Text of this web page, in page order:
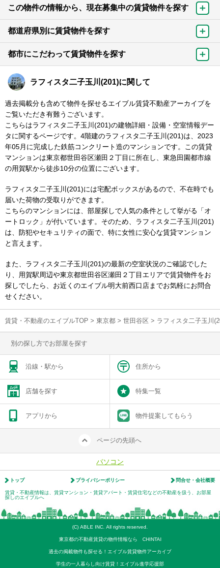
この物件の情報から、現在募集中の賃貸物件を探す
都道府県別に賃貸物件を探す
都市にこだわって賃貸物件を探す
ラフィスタ二子玉川(201)に関して
過去掲載分も含めて物件を探せるエイブル賃貸不動産アーカイブを
ご覧いただき有難うございます。
こちらはラフィスタ二子玉川(201)の建物詳細・設備・空室情報デー
タに関するページです。4階建のラフィスタ二子玉川(201)は、2023
年05月に完成した鉄筋コンクリート造のマンションです。この賃貸
マンションは東京都世田谷区瀬田２丁目に所在し、東急田園都市線
の用賀駅から徒歩10分の位置にございます。
ラフィスタ二子玉川(201)には宅配ボックスがあるので、不在時でも
届いた荷物の受取りができます。
こちらのマンションには、部屋探しで人気の条件として挙がる「オ
ートロック」が付いています。そのため、ラフィスタ二子玉川(201)
は、防犯やセキュリティの面で、特に女性に安心な賃貸マンション
と言えます。
また、ラフィスタ二子玉川(201)の最新の空室状況のご確認でした
り、用賀駅周辺や東京都世田谷区瀬田２丁目エリアで賃貸物件をお
探しでしたら、お近くのエイブル明大前西口店までお気軽にお問合
せください。
賃貸・不動産のエイブルTOP > 東京都 > 世田谷区 > ラフィスタ二子玉川
別の探し方でお部屋を探す
沿線・駅から 住所から
店舗を探す 特集一覧
アプリから 物件提案してもらう
ページの先頭へ
パソコン
トップ プライバシーポリシー 問合せ・会社概要
賃貸・不動産情報は、賃貸マンション・賃貸アパート・賃貸住宅などの不動産を扱う、お部屋
探しのエイブルへ
(C) ABLE INC. All rights reserved.
東京都の不動産賃貸の物件情報なら CHINTAI
過去の掲載物件も探せる！エイブル賃貸物件アーカイブ
学生の一人暮らし向け賃貸！エイブル進学応援部